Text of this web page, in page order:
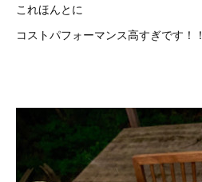
これほんとに
コストパフォーマンス高すぎです！！